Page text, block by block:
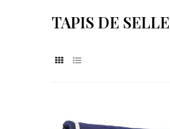
TAPIS DE SELLE